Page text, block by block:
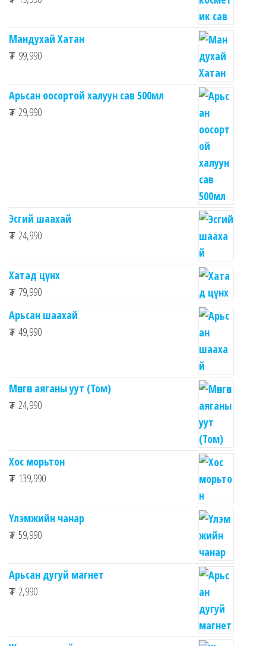
Мандухай Хатан
₮ 99,990
Арьсан оосортой халуун сав 500мл
₮ 29,990
Эсгий шаахай
₮ 24,990
Хатад цүнх
₮ 79,990
Арьсан шаахай
₮ 49,990
Мөнгөн аяганы уут (Том)
₮ 24,990
Хос морьтон
₮ 139,990
Үлэмжийн чанар
₮ 59,990
Арьсан дугуй магнет
₮ 2,990